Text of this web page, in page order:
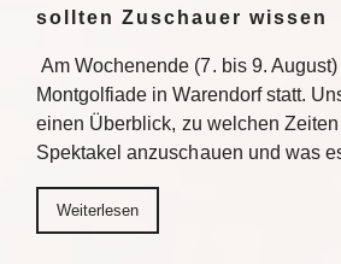
sollten Zuschauer wissen
Am Wochenende (7. bis 9.
Montgolfiade in Warendorf statt.
einen Überblick, zu welchen
Spektakel anzuschauen und was
Weiterlesen